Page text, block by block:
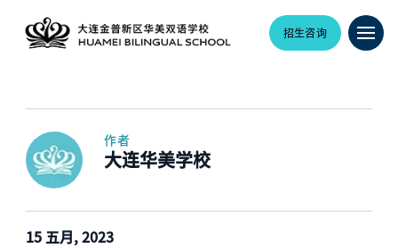
招生咨询
作者
大连华美学校
15 五月, 2023